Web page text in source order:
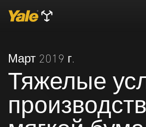
Март 2019 г.
Тяжелые